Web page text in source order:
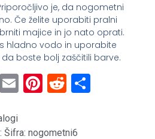
je, da nogometni
Če želite uporabiti pralni
majice in jo nato oprati.
hladno vodo in uporabite
da boste bolj zaščitili barve.
Twitter
EmailPinterest
Reddit
Šifra: nogometni6